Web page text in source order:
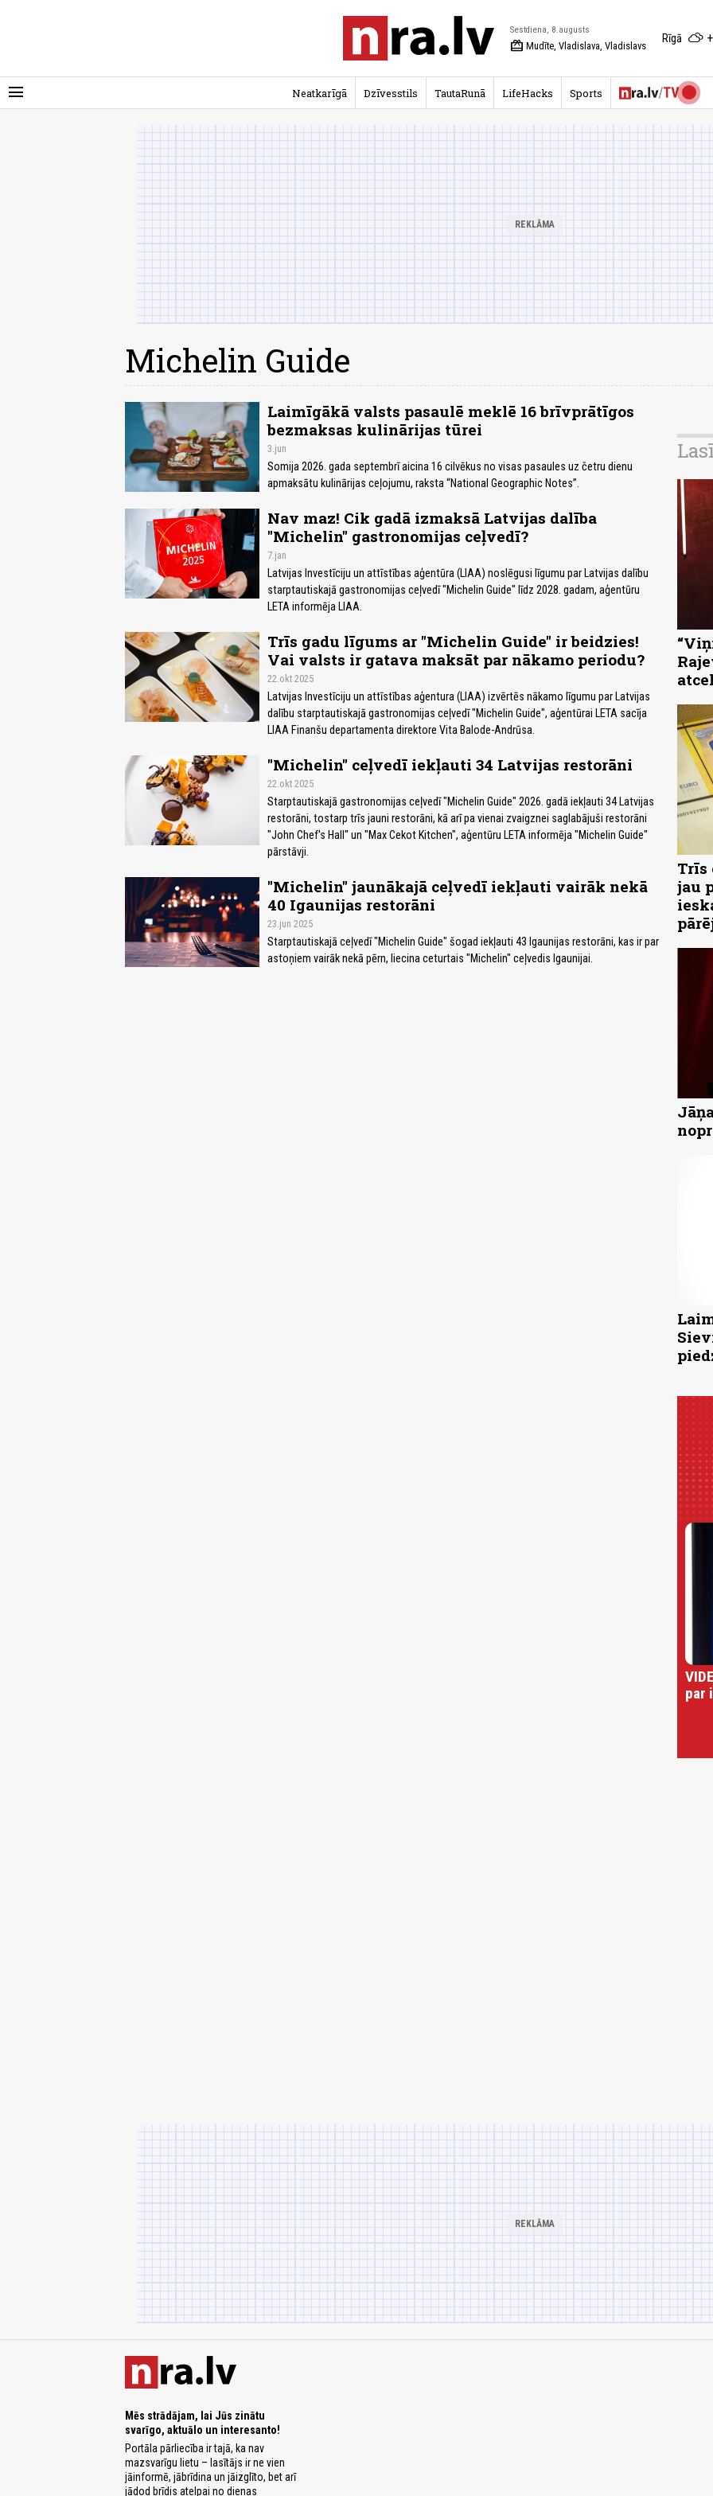
menu
Sestdiena, 8.augusts
redeem Mudīte, Vladislava, Vladislavs
Rīgā
Neatkarīgā Dzīvesstils TautaRunā LifeHacks Sports
Michelin Guide
Laimīgākā valsts pasaulē meklē 16 brīvprātīgos
bezmaksas kulinārijas tūrei
3.jun
Somija 2026. gada septembrī aicina 16 cilvēkus no visas pasaules uz četru dienu
apmaksātu kulinārijas ceļojumu, raksta “National Geographic Notes”.
Nav maz! Cik gadā izmaksā Latvijas dalība
"Michelin" gastronomijas ceļvedī?
7.jan
Latvijas Investīciju un attīstības aģentūra (LIAA) noslēgusi līgumu par Latvijas dalību
starptautiskajā gastronomijas ceļvedī "Michelin Guide" līdz 2028. gadam, aģentūru
LETA informēja LIAA.
Trīs gadu līgums ar "Michelin Guide" ir beidzies!
Vai valsts ir gatava maksāt par nākamo periodu?
22.okt 2025
Latvijas Investīciju un attīstības aģentura (LIAA) izvērtēs nākamo līgumu par Latvijas
dalību starptautiskajā gastronomijas ceļvedī "Michelin Guide", aģentūrai LETA sacīja
LIAA Finanšu departamenta direktore Vita Balode-Andrūsa.
"Michelin" ceļvedī iekļauti 34 Latvijas restorāni
22.okt 2025
Starptautiskajā gastronomijas ceļvedī "Michelin Guide" 2026. gadā iekļauti 34 Latvijas
restorāni, tostarp trīs jauni restorāni, kā arī pa vienai zvaigznei saglabājuši restorāni
"John Chef's Hall" un "Max Cekot Kitchen", aģentūru LETA informēja "Michelin Guide"
pārstāvji.
"Michelin" jaunākajā ceļvedī iekļauti vairāk nekā
40 Igaunijas restorāni
23.jun 2025
Starptautiskajā ceļvedī "Michelin Guide" šogad iekļauti 43 Igaunijas restorāni, kas ir par
astoņiem vairāk nekā pērn, liecina ceturtais "Michelin" ceļvedis Igaunijai.
Trīs
jau
par
Mēs strādājam, lai Jūs zinātu
svarīgo, aktuālo un interesanto!
Portāla pārliecība ir tajā, ka nav
mazsvarīgu lietu – lasītājs ir ne vien
jāinformē, jābrīdina un jāizglīto, bet arī
jādod brīdis atelpai no dienas